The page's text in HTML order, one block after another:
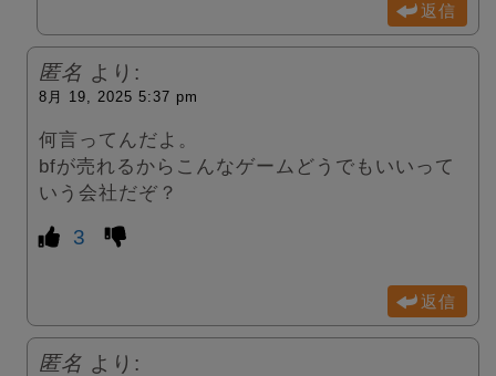
返信
匿名 より:
8月 19, 2025 5:37 pm
何言ってんだよ。
bfが売れるからこんなゲームどうでもいいって
いう会社だぞ？
3
返信
匿名 より: